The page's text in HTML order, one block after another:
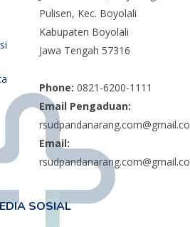
Pulisen, Kec. Boyolali
Kabupaten Boyolali
Jawa Tengah 57316
Phone: 0821-6200-1111
Email Pengaduan:
Email:
SOSIAL